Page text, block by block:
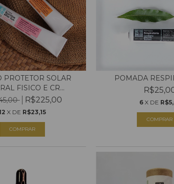
PROTETOR SOLAR
FISICO E CR...
R$225,00
X DE R$23,15
COMPRAR
POMADA
6 X DE
COMPRAR